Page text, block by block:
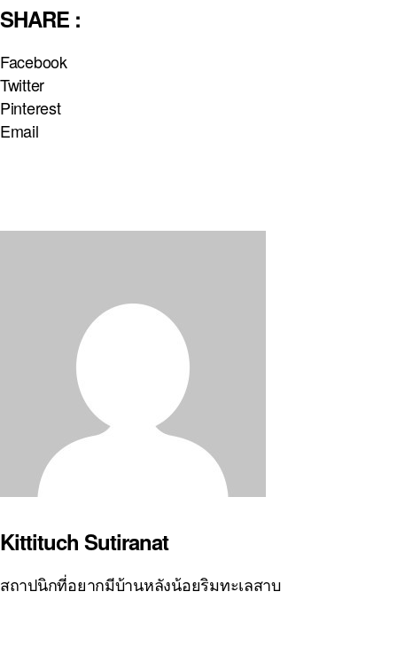
SHARE :
Facebook
Twitter
Pinterest
Email
Kittituch Sutiranat
สถาปนิกที่อยากมีบ้านหลังน้อยริมทะเลสาบ